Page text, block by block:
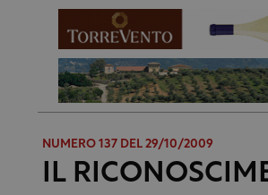
NUMERO 137 DEL 29/10/2009
IL